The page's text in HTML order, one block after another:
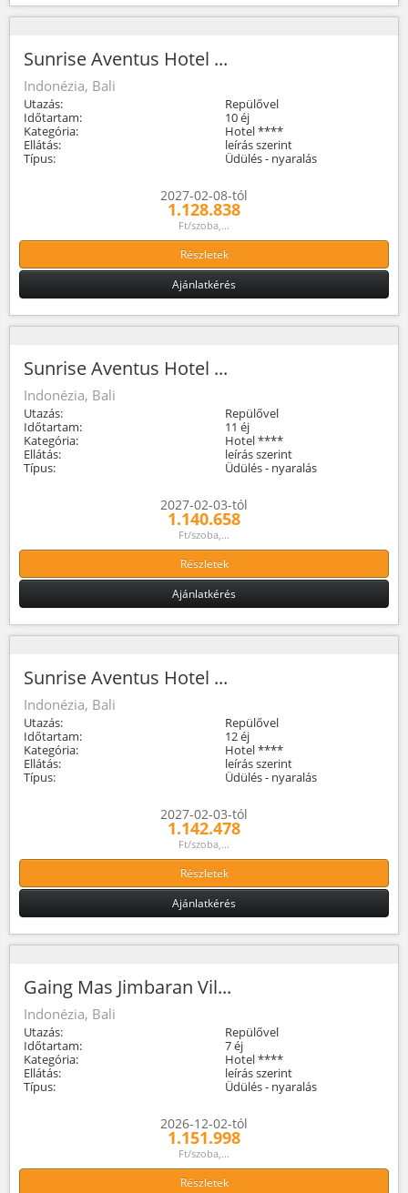
Sunrise Aventus Hotel ...
Indonézia, Bali
Utazás:
Repülővel
Időtartam:
10 éj
Kategória:
Hotel ****
Ellátás:
leírás szerint
Típus:
Üdülés - nyaralás
2027-02-08-tól
1.128.838
Ft/szoba,...
Részletek
Ajánlatkérés
Sunrise Aventus Hotel ...
Indonézia, Bali
Utazás:
Repülővel
Időtartam:
11 éj
Kategória:
Hotel ****
Ellátás:
leírás szerint
Típus:
Üdülés - nyaralás
2027-02-03-tól
1.140.658
Ft/szoba,...
Részletek
Ajánlatkérés
Sunrise Aventus Hotel ...
Indonézia, Bali
Utazás:
Repülővel
Időtartam:
12 éj
Kategória:
Hotel ****
Ellátás:
leírás szerint
Típus:
Üdülés - nyaralás
2027-02-03-tól
1.142.478
Ft/szoba,...
Részletek
Ajánlatkérés
Gaing Mas Jimbaran Vil...
Indonézia, Bali
Utazás:
Repülővel
Időtartam:
7 éj
Kategória:
Hotel ****
Ellátás:
leírás szerint
Típus:
Üdülés - nyaralás
2026-12-02-tól
1.151.998
Ft/szoba,...
Részletek